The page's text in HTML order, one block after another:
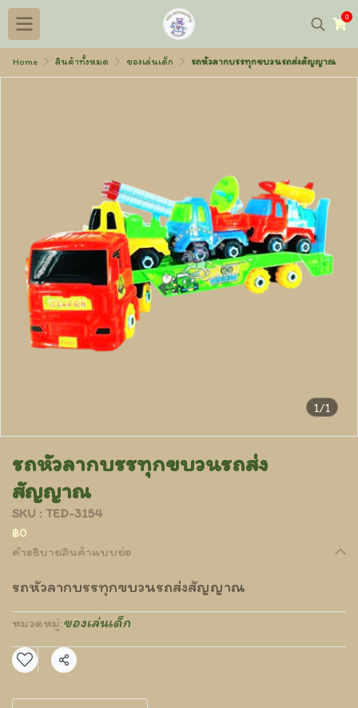
0
Home สินค้าทั้งหมด ของเล่นเด็ก รถหัวลากบรรทุกขบวนรถส่งสัญญาณ
1/1
รถหัวลากบรรทุกขบวนรถส่ง
สัญญาณ
SKU : TED-3154
฿0
คำอธิบายสินค้าแบบย่อ
รถหัวลากบรรทุกขบวนรถส่งสัญญาณ
หมวดหมู่:ของเล่นเด็ก
แชร์